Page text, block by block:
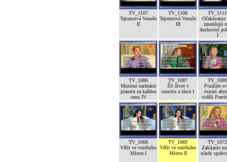
TV_1107
Tajomstvá Venuše
II
TV_1108
Tajomstvá Venuše
III
TV_1111
Očakávania
zmenšujú
duchovný
I
TV_1086
Musíme zachránit
planetu za každou
cenu IV
TV_1087
Žít život v
soucitu a lásce I
TV_1089
Použijte
rozum
viděli
TV_1068
Věřit ve vnitřního
Mistra I
TV_1069
Věřit ve vnitřního
Mistra II
TV_1072
Zabíjanie
nikdy